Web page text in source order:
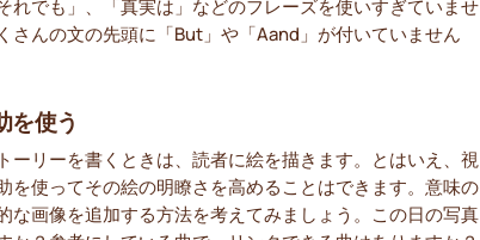
れでも」、「真実は」などのフレーズを使いすぎていませ
さんの文の先頭に「But」や「Aand」が付いていません
を使う
ーリーを書くときは、読者に絵を描きます。とはいえ、視
を使ってその絵の明瞭さを高めることはできます。意味の
な画像を追加する方法を考えてみましょう。この日の写真